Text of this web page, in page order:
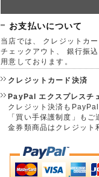
お支払いについて
当店では、 クレジットカ
チェックアウト、 銀行振
用意しております。
クレジットカード決済
PayPal エクスプレスチ
クレジット決済もPayPal
「買い手保護制度」もご
金券類商品はクレジット